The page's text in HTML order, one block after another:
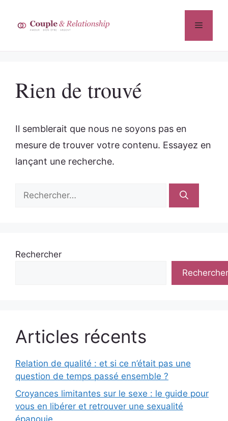
contenu
Menu
Rien de trouvé
Il semblerait que nous ne soyons pas en
mesure de trouver votre contenu. Essayez en
lançant une recherche.
Rechercher :
Rechercher
Rechercher
Articles récents
Relation de qualité : et si ce n’était pas une
question de temps passé ensemble ?
Croyances limitantes sur le sexe : le guide pour
vous en libérer et retrouver une sexualité
épanouie